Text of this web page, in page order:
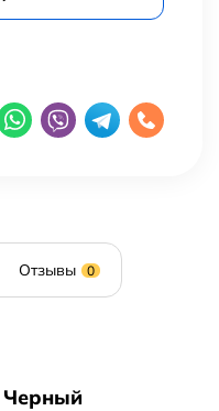
Отзывы 0
Черный